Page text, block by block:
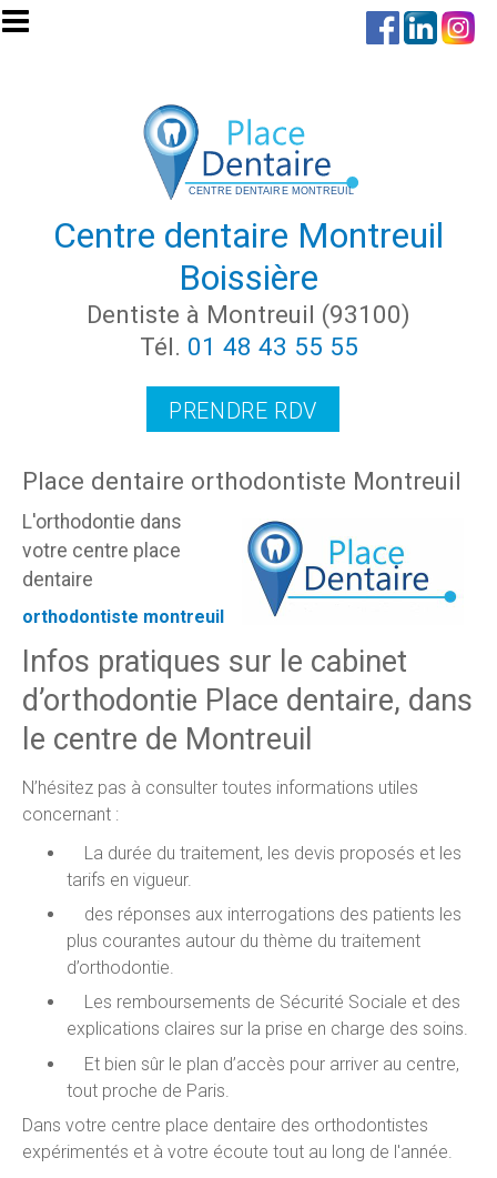
Aller au contenu principal
Centre dentaire Montreuil
Boissière
Dentiste à Montreuil (93100)
Tél. 01 48 43 55 55
PRENDRE RDV
Place dentaire orthodontiste Montreuil
L'orthodontie dans
votre centre place
dentaire
orthodontiste montreuil
Infos pratiques sur le cabinet
d’orthodontie Place dentaire, dans
le centre de Montreuil
N’hésitez pas à consulter toutes informations utiles
concernant :
La durée du traitement, les devis proposés et les
tarifs en vigueur.
des réponses aux interrogations des patients les
plus courantes autour du thème du traitement
d’orthodontie.
Les remboursements de Sécurité Sociale et des
explications claires sur la prise en charge des soins.
Et bien sûr le plan d’accès pour arriver au centre,
tout proche de Paris.
Dans votre centre place dentaire des orthodontistes
expérimentés et à votre écoute tout au long de l'année.